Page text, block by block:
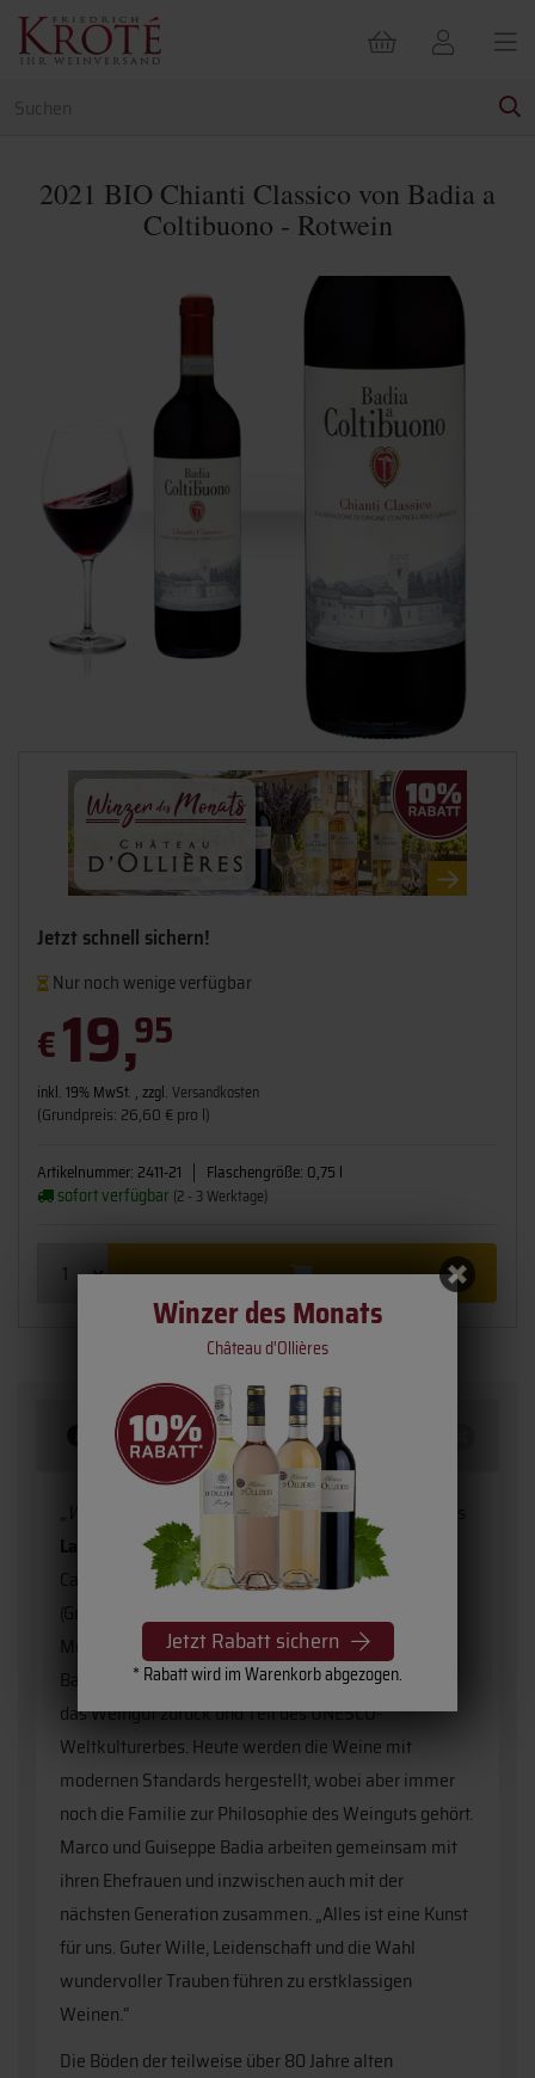
Winzer des Monats
Château d'Ollières
Jetzt Rabatt sichern
* Rabatt wird im Warenkorb abgezogen.
2021 BIO Chianti Classico von Badia a
Coltibuono - Rotwein
Jetzt schnell sichern!
Nur noch wenige verfügbar
€19,95
inkl. 19% MwSt. , zzgl. Versandkosten
(Grundpreis: 26,60 € pro l)
Artikelnummer: 2411-21 Flaschengröße: 0,75 l
sofort verfügbar (2 - 3 Werktage)
Beschreibung
„Weine für ein gutes Leben“Leitspruch des Weinguts
La Badia
. Der Familienbetrieb liegt in der Gemeinde
Calosso im Piemont. Gründer war Felice Bussi
Moscato Weine für den Großhandel produzierte. „La
Badia“ geht auf die rauen Felsen –Badie– rund um
das Weingut zurück und Teil des UNESCO-
Weltkulturerbes. Heute werden die Weine mit
modernen Standards hergestellt, wobei aber immer
noch die Familie zur Philosophie des Weinguts gehört.
Marco und Guiseppe Badia arbeiten gemeinsam mit
ihren Ehefrauen und inzwischen auch mit der
nächsten Generation zusammen. „Alles ist eine Kunst
für uns. Guter Wille, Leidenschaft und die Wahl
wundervoller Trauben führen zu erstklassigen
Weinen.“
Die Böden der teilweise über 80 Jahre alten